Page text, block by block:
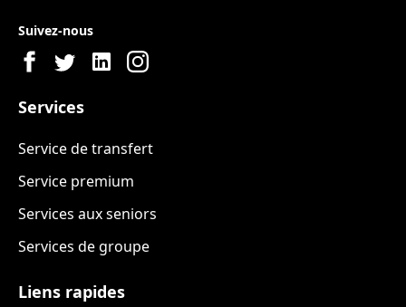
Suivez-nous
Services
Service de transfert
Service premium
Services aux seniors
Services de groupe
Liens rapides